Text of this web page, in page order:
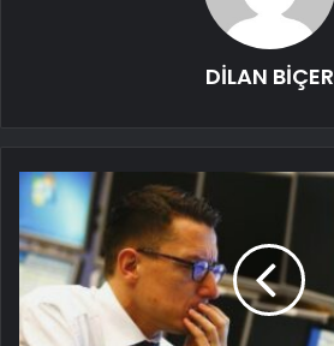
DİLAN BİÇER